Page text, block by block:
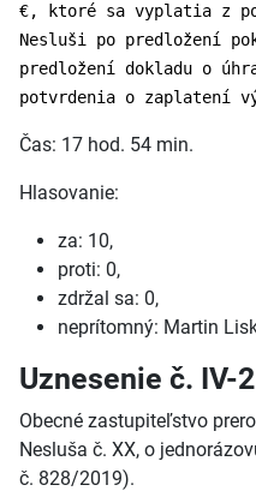
€, ktoré sa vyplatia z
Nesluši po predložení
predložení dokladu o
potvrdenia o zaplatení
Čas: 17 hod. 54 min.
Hlasovanie:
za: 10,
proti: 0,
zdržal sa: 0,
neprítomný: Martin
Uznesenie č. IV-
Obecné zastupiteľstvo
Nesluša č. XX, o
č. 828/2019).